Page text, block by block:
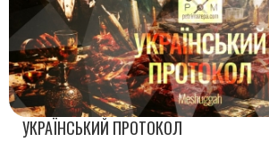
УКРАЇНСЬКИЙ ПРОТОКОЛ